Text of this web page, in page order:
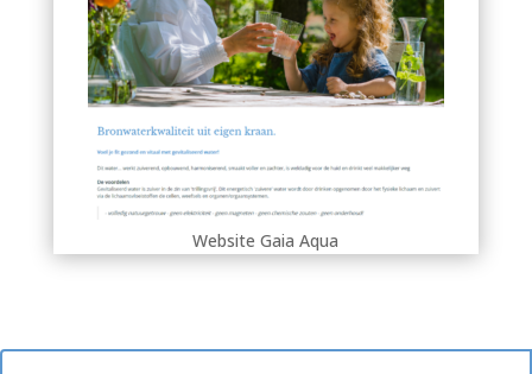
Website Gaia Aqua